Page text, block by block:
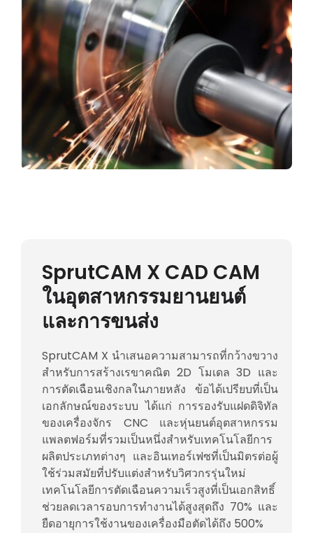
SprutCAM X CAD CAM
ในอุตสาหกรรมยานยนต์
และการขนส่ง
SprutCAM X นำเสนอความสามารถที่กว้างขวาง
สำหรับการสร้างเรขาคณิต 2D โมเดล 3D และ
การตัดเฉือนเชิงกลในภายหลัง ข้อได้เปรียบที่เป็น
เอกลักษณ์ของระบบ ได้แก่ การรองรับแฝดดิจิทัล
ของเครื่องจักร CNC และหุ่นยนต์อุตสาหกรรม
แพลตฟอร์มที่รวมเป็นหนึ่งสำหรับเทคโนโลยีการ
ผลิตประเภทต่างๆ และอินเทอร์เฟซที่เป็นมิตรต่อผู้
ใช้ร่วมสมัยที่ปรับแต่งสำหรับวิศวกรรุ่นใหม่
เทคโนโลยีการตัดเฉือนความเร็วสูงที่เป็นเอกสิทธิ์
ช่วยลดเวลารอบการทำงานได้สูงสุดถึง 70% และ
ยืดอายุการใช้งานของเครื่องมือตัดได้ถึง 500%